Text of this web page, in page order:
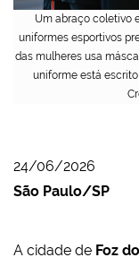
Um abraço coletivo
uniformes esportivos
das mulheres usa
uniforme está escrito
24/06/2026
São Paulo/SP
A cidade de Foz